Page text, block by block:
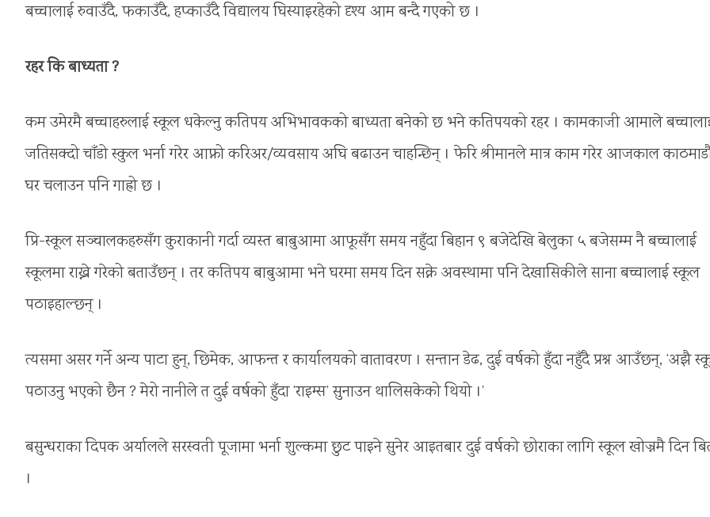
बच्चालाई रुवाउँदै, फकाउँदै, हप्काउँदै विद्यालय घिस्याइरहेको दृश्य आम बन्दै गएको छ ।
रहर कि बाध्यता ?
कम उमेरमै बच्चाहरुलाई स्कूल धकेल्नु कतिपय अभिभावकको बाध्यता बनेको छ भने कतिपयको रहर । कामकाजी आमाले
जतिसक्दो चाँडो स्कुल भर्ना गरेर आफ्नो करिअर/व्यवसाय अघि बढाउन चाहन्छिन् । फेरि श्रीमानले मात्र काम गरेर आजकाल
घर चलाउन पनि गाह्रो छ ।
प्रि-स्कूल सञ्चालकहरुसँग कुराकानी गर्दा व्यस्त बाबुआमा आफूसँग समय नहुँदा बिहान ९ बजेदेखि बेलुका ५ बजेसम्म नै बच्चालाई
स्कूलमा राख्ने गरेको बताउँछन् । तर कतिपय बाबुआमा भने घरमा समय दिन सक्ने अवस्थामा पनि देखासिकीले साना बच्चालाई स्कूल
पठाइहाल्छन् ।
त्यसमा असर गर्ने अन्य पाटा हुन्, छिमेक, आफन्त र कार्यालयको वातावरण । सन्तान डेढ, दुई वर्षको हुँदा नहुँदै प्रश्न आउँछन्, ‘अझै
पठाउनु भएको छैन ? मेरो नानीले त दुई वर्षको हुँदा ‘राइम्स’ सुनाउन थालिसकेको थियो ।’
बसुन्धराका दिपक अर्यालले सरस्वती पूजामा भर्ना शुल्कमा छुट पाइने सुनेर आइतबार दुई वर्षको छोराका लागि स्कूल खोज्नमै दिन
।